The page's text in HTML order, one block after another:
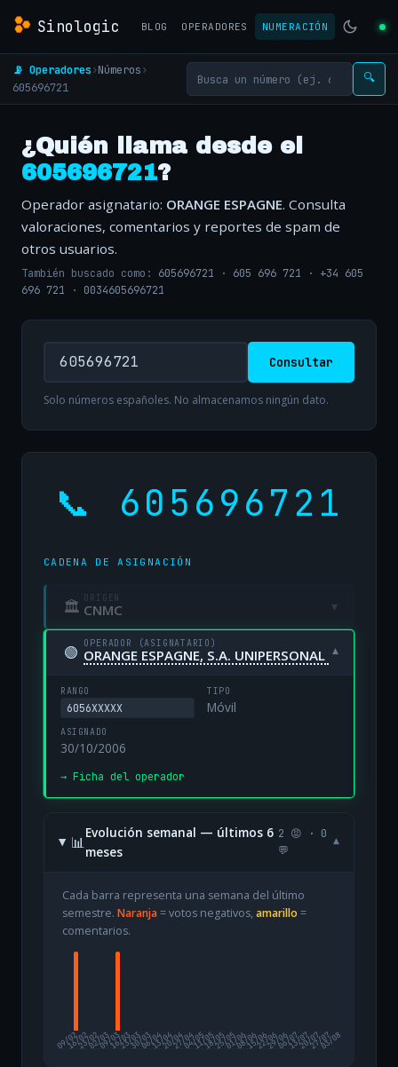
Sinologic BLOG OPERADORES NUMERACIÓN
📡 Operadores›Números›
605696721
🔍
¿Quién llama desde el
605696721?
Operador asignatario: ORANGE ESPAGNE. Consulta
valoraciones, comentarios y reportes de spam de
otros usuarios.
También buscado como: 605696721 · 605 696 721 · +34 605
696 721 · 0034605696721
Consultar
Solo números españoles. No almacenamos ningún dato.
📞 605696721
CADENA DE ASIGNACIÓN
🏛 ORIGEN
CNMC ▾
🟢 OPERADOR (ASIGNATARIO)
ORANGE ESPAGNE, S.A. UNIPERSONAL ▾
RANGO
6056XXXXX
TIPO
Móvil
ASIGNADO
30/10/2006
→ Ficha del operador
📊
Evolución semanal — últimos 6
meses
2 😡 · 0
💬
▾
Cada barra representa una semana del último
semestre. Naranja= votos negativos, amarillo =
comentarios.
09/02
16/0223/0202/0309/0316/0323/0330/0306/0413/0420/0427/0404/0511/0518/0525/0501/0608/0615/0622/0629/0606/0713/0720/0727/07
03/08